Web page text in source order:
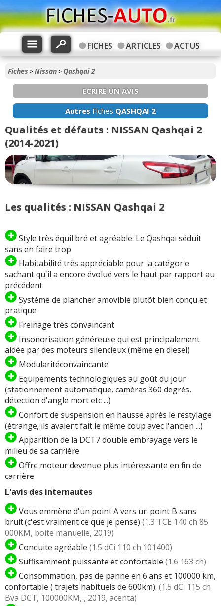
FICHES ARTICLES ACTUS
Fiches >Nissan > Qashqai 2
ECRIRE UN AVIS
Autres Fiches QASHQAI 2
Qualités et défauts : NISSAN Qashqai 2
(2014-2021)
Les qualités : NISSAN Qashqai 2
Style très équilibré et agréable. Le Qashqai séduit
sans en faire trop
Habitabilité très appréciable pour la catégorie
sachant qu'il a encore évolué vers le haut par rapport au
précédent
Système de plancher amovible plutôt bien conçu et
pratique
Freinage très convaincant
Insonorisation généreuse qui est principalement
aidée par des moteurs silencieux (même en diesel)
Modularitéconvaincante
Equipements technologiques au goût du jour
(stationnement automatique, caméras 360 degrés,
détection d'angle mort etc ...)
Confort de suspension en hausse après le restylage
(étrange, ils avaient fait le même coup avec l'ancien ...)
Apparition de la DCT7 double embrayage vers le
milieu de sa carrière
Offre moteur devenue plus intéressante en fin de
carrière
L'avis des internautes
Vous emmène d'un point A vers un point B sans
bruit.(c'est vraiment ce que je pense) (1.3 TCE 140 ch 85
000KM, boite manuelle, 2019)
Conduite agréable (1.5 dCi 110 ch 101400)
Suffisamment puissante et confortable (1.6 163 ch)
Consommation, pas de panne en 6 ans et 100000 km,
confortable ( trajets habituels de 600km). (1.5 dCi 115 ch
Bva DCT, 100000KM, , 2019, acenta)